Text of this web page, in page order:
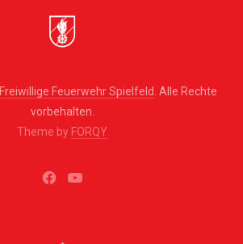
Freiwillige Feuerwehr Spielfeld . Alle Rechte
vorbehalten.
Theme by FORQY
New New